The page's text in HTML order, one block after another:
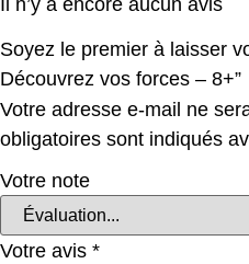
Soyez le premier à laisser
Découvrez vos forces – 8+”
Votre adresse e-mail ne
obligatoires sont indiqués
Votre note
Votre avis *